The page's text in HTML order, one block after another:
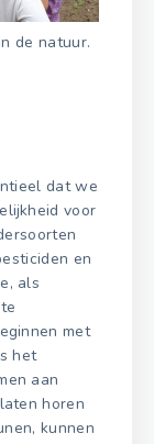
de natuur.
dat we
voor
en
als
met
het
aan
horen
kunnen